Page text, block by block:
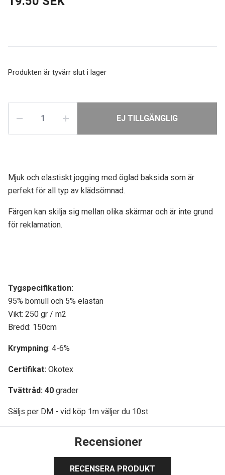
Produkten är tyvärr slut i lager
EJ TILLGÄNGLIG
Mjuk och elastiskt jogging med öglad baksida som är
perfekt för all typ av klädsömnad.
Färgen kan skilja sig mellan olika skärmar och är inte grund
för reklamation.
Tygspecifikation:
95% bomull och 5% elastan
Vikt: 250 gr / m2
Bredd: 150cm
Krympning: 4-6%
Certifikat: Okotex
Tvättråd: 40 grader
Säljs per DM - vid köp 1m väljer du 10st
Recensioner
RECENSERA PRODUKT